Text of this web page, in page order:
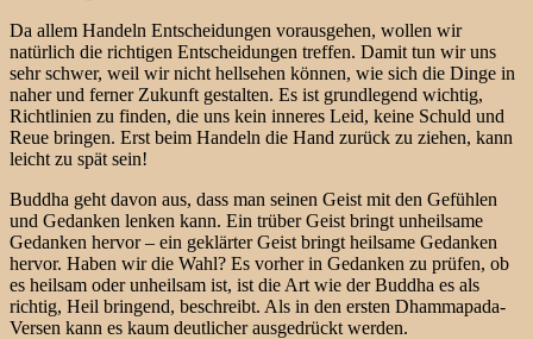
Da allem Handeln Entscheidungen vorausgehen, wollen wir
natürlich die richtigen Entscheidungen treffen. Damit tun wir uns
sehr schwer, weil wir nicht hellsehen können, wie sich die Dinge in
naher und ferner Zukunft gestalten. Es ist grundlegend wichtig,
Richtlinien zu finden, die uns kein inneres Leid, keine Schuld und
Reue bringen. Erst beim Handeln die Hand zurück zu ziehen, kann
leicht zu spät sein!
Buddha geht davon aus, dass man seinen Geist mit den Gefühlen
und Gedanken lenken kann. Ein trüber Geist bringt unheilsame
Gedanken hervor – ein geklärter Geist bringt heilsame Gedanken
hervor. Haben wir die Wahl? Es vorher in Gedanken zu prüfen, ob
es heilsam oder unheilsam ist, ist die Art wie der Buddha es als
richtig, Heil bringend, beschreibt. Als in den ersten Dhammapada-
Versen kann es kaum deutlicher ausgedrückt werden.